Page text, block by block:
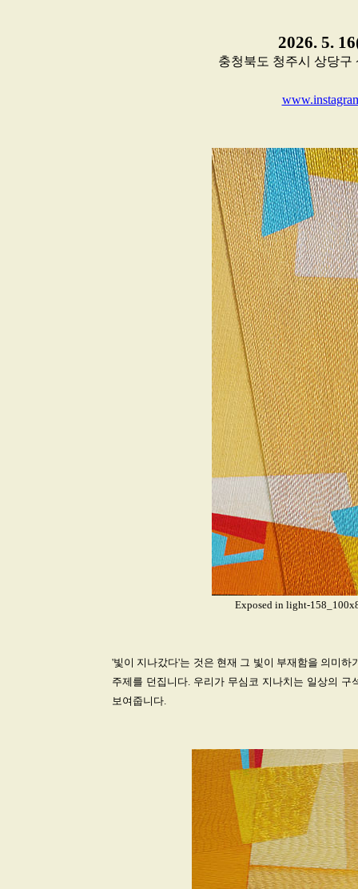
2026. 5.
충청북도 청주시 상당구
Exposed in light-
'빛이 지나갔다'는 것은 현재 그 빛이 부재함을 의미
주제를 던집니다. 우리가 무심코 지나치는 일상의
보여줍니다.